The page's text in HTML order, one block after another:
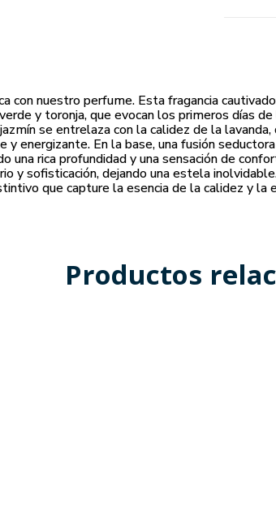
con nuestro perfume. Esta fragancia
y toronja, que evocan los primeros días
se entrelaza con la calidez de la lavanda,
y energizante. En la base, una fusión
una rica profundidad y una sensación de
y sofisticación, dejando una estela
que capture la esencia de la calidez y la
Productos